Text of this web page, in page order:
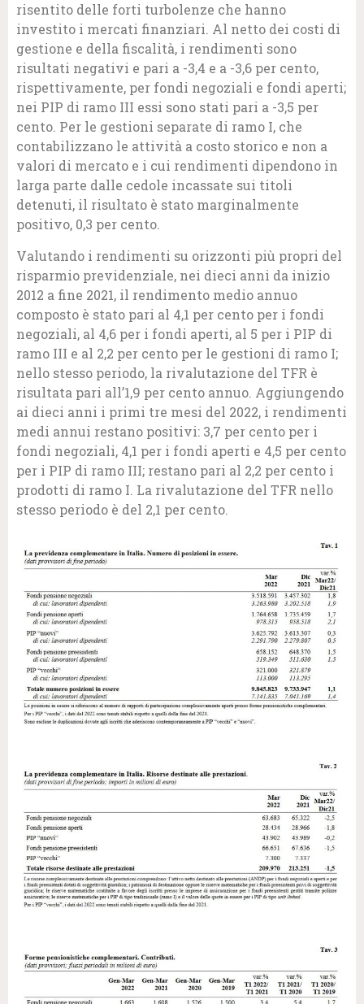
risentito delle forti turbolenze che hanno
investito i mercati finanziari. Al netto dei costi di
gestione e della fiscalità, i rendimenti sono
risultati negativi e pari a -3,4 e a -3,6 per cento,
rispettivamente, per fondi negoziali e fondi aperti;
nei PIP di ramo III essi sono stati pari a -3,5 per
cento. Per le gestioni separate di ramo I, che
contabilizzano le attività a costo storico e non a
valori di mercato e i cui rendimenti dipendono in
larga parte dalle cedole incassate sui titoli
detenuti, il risultato è stato marginalmente
positivo, 0,3 per cento.
Valutando i rendimenti su orizzonti più propri del
risparmio previdenziale, nei dieci anni da inizio
2012 a fine 2021, il rendimento medio annuo
composto è stato pari al 4,1 per cento per i fondi
negoziali, al 4,6 per i fondi aperti, al 5 per i PIP di
ramo III e al 2,2 per cento per le gestioni di ramo I;
nello stesso periodo, la rivalutazione del TFR è
risultata pari all’1,9 per cento annuo. Aggiungendo
ai dieci anni i primi tre mesi del 2022, i rendimenti
medi annui restano positivi: 3,7 per cento per i
fondi negoziali, 4,1 per i fondi aperti e 4,5 per cento
per i PIP di ramo III; restano pari al 2,2 per cento i
prodotti di ramo I. La rivalutazione del TFR nello
stesso periodo è del 2,1 per cento.